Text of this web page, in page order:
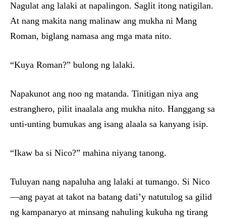
Nagulat ang lalaki at napalingon. Saglit itong natigilan.
At nang makita nang malinaw ang mukha ni Mang
Roman, biglang namasa ang mga mata nito.
“Kuya Roman?” bulong ng lalaki.
Napakunot ang noo ng matanda. Tinitigan niya ang
estranghero, pilit inaalala ang mukha nito. Hanggang sa
unti-unting bumukas ang isang alaala sa kanyang isip.
“Ikaw ba si Nico?” mahina niyang tanong.
Tuluyan nang napaluha ang lalaki at tumango. Si Nico
—ang payat at takot na batang dati’y natutulog sa gilid
ng kampanaryo at minsang nahuling kukuha ng tirang